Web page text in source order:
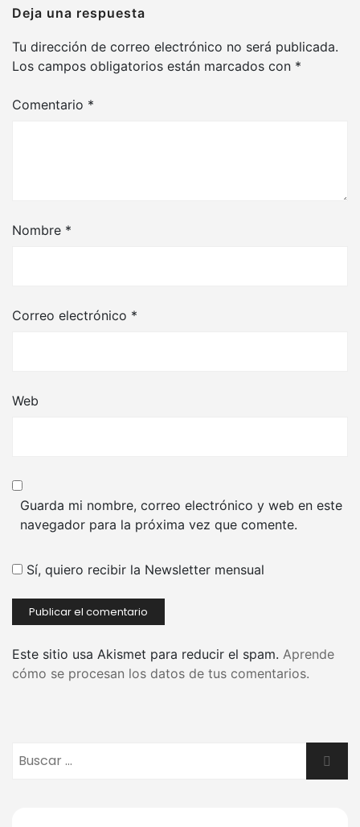
Deja una respuesta
Tu dirección de correo electrónico no será publicada.
Los campos obligatorios están marcados con *
Comentario *
Nombre *
Correo electrónico *
Web
Guarda mi nombre, correo electrónico y web en este
navegador para la próxima vez que comente.
Sí, quiero recibir la Newsletter mensual
Este sitio usa Akismet para reducir el spam. Aprende
cómo se procesan los datos de tus comentarios.